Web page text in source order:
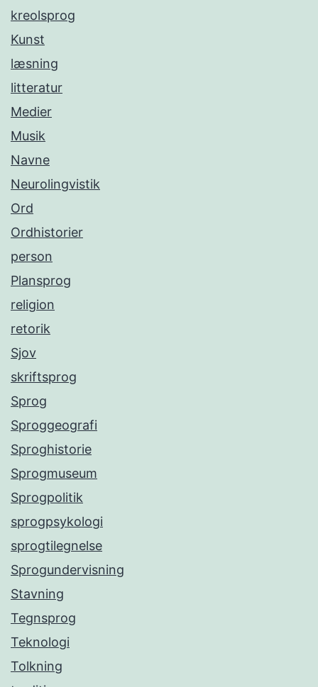
kreolsprog
Kunst
læsning
litteratur
Medier
Musik
Navne
Neurolingvistik
Ord
Ordhistorier
person
Plansprog
religion
retorik
Sjov
skriftsprog
Sprog
Sproggeografi
Sproghistorie
Sprogmuseum
Sprogpolitik
sprogpsykologi
sprogtilegnelse
Sprogundervisning
Stavning
Tegnsprog
Teknologi
Tolkning